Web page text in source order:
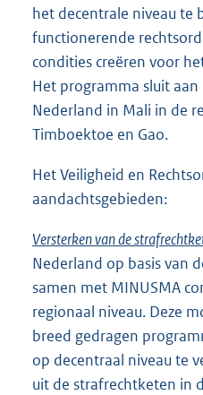
het decentrale niveau te
functionerende
condities creëren voor
Het programma sluit
Nederland in Mali in de
Timboektoe en Gao.
Het Veiligheid en
aandachtsgebieden:
Versterken van de
Nederland op basis van
samen met MINUSMA
regionaal niveau. Deze
breed gedragen
op decentraal niveau te
uit de strafrechtketen in